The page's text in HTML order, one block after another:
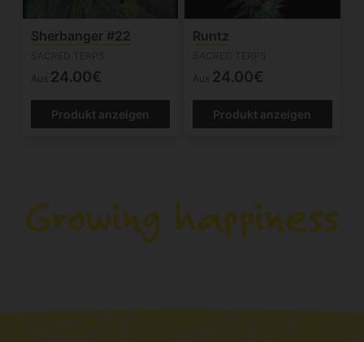
Sherbanger #22
Aus 24.00€
Produkt anzeigen
Runtz
Aus 24.00€
Produkt anzeigen